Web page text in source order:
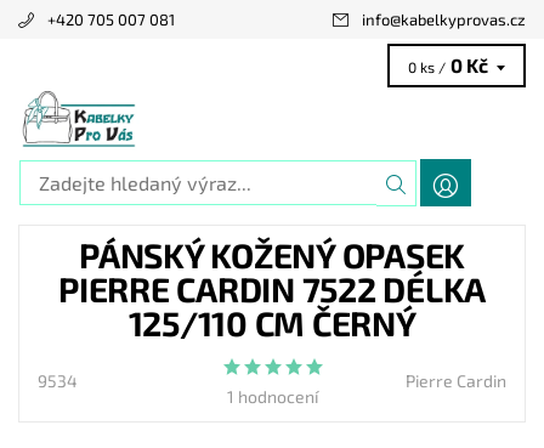
+420 705 007 081 info@kabelkyprovas.cz
0 ks / 0 Kč
PÁNSKÝ KOŽENÝ OPASEK
PIERRE CARDIN 7522 DÉLKA
125/110 CM ČERNÝ
9534
1 hodnocení
Pierre Cardin